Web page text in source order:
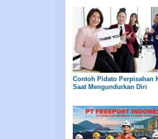
Contoh Pidato Perpisahan
Saat Mengundurkan Diri